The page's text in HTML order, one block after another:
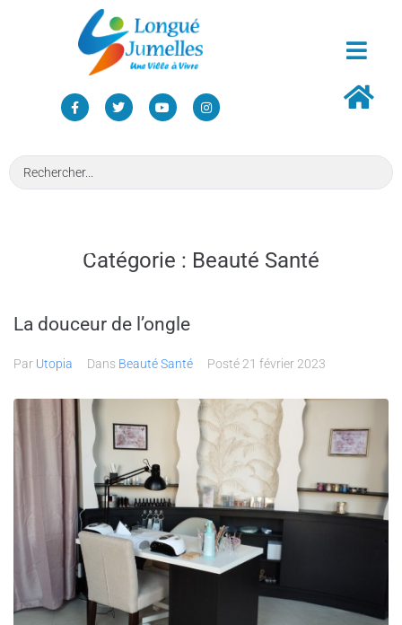
Catégorie : Beauté Santé
La douceur de l’ongle
Par Utopia Dans Beauté Santé Posté 21 février 2023